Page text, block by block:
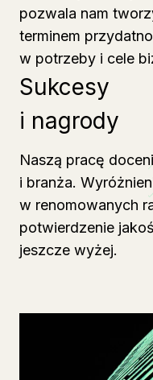
pozwala nam
terminem
w potrzeby i cele
Sukcesy
i nagrody
Naszą pracę
i branża.
w renomowanych
potwierdzenie
jeszcze wyżej.